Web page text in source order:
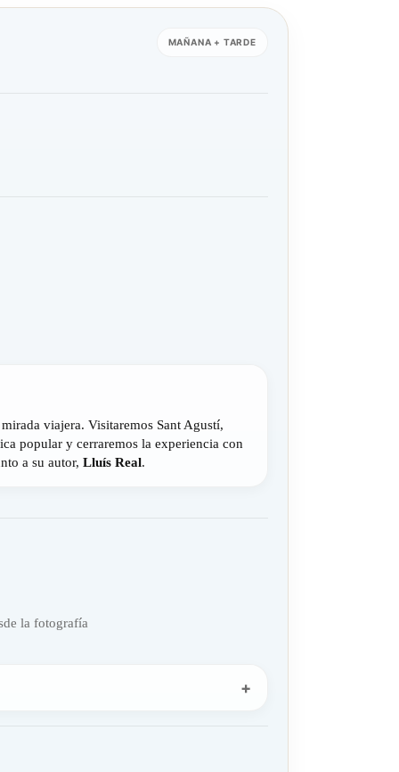
MAÑANA + TARDE
viajera. Visitaremos Sant Agustí,
popular y cerraremos la experiencia con
a su autor,Lluís Real.
la fotografía